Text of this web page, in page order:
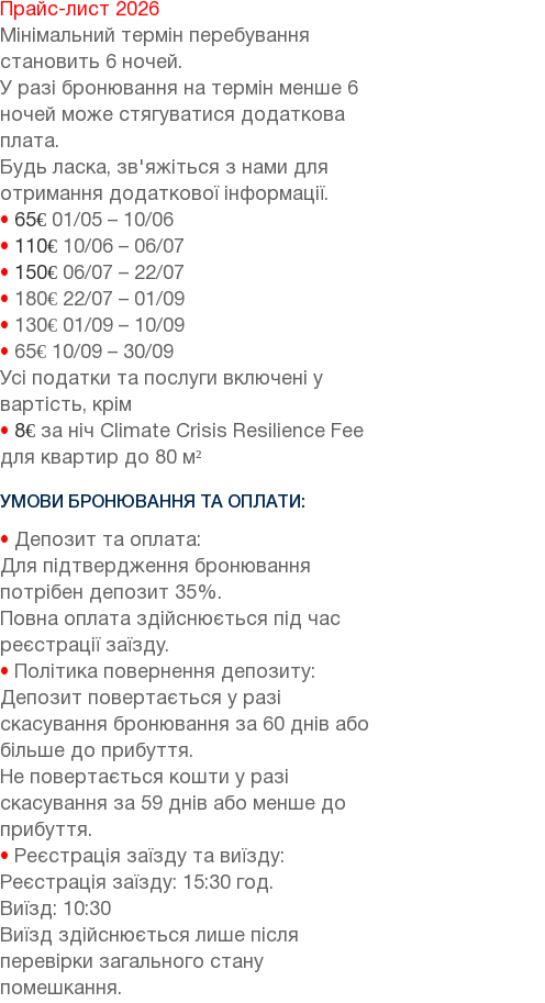
Прайс-лист 2026
Мінімальний термін перебування
становить 6 ночей.
У разі бронювання на термін менше 6
ночей може стягуватися додаткова
плата.
Будь ласка, зв'яжіться з нами для
отримання додаткової інформації.
• 65€ 01/05 – 10/06
• 110€ 10/06 – 06/07
• 150€ 06/07 – 22/07
• 180€ 22/07 – 01/09
• 130€ 01/09 – 10/09
• 65€ 10/09 – 30/09
Усі податки та послуги включені у
вартість, крім
• 8€ за ніч Climate Crisis Resilience Fee
для квартир до 80 м²
УМОВИ БРОНЮВАННЯ ТА ОПЛАТИ:
• Депозит та оплата:
Для підтвердження бронювання
потрібен депозит 35%.
Повна оплата здійснюється під час
реєстрації заїзду.
• Політика повернення депозиту:
Депозит повертається у разі
скасування бронювання за 60 днів або
більше до прибуття.
Не повертається кошти у разі
скасування за 59 днів або менше до
прибуття.
• Реєстрація заїзду та виїзду:
Реєстрація заїзду: 15:30 год.
Виїзд: 10:30
Виїзд здійснюється лише після
перевірки загального стану
помешкання.